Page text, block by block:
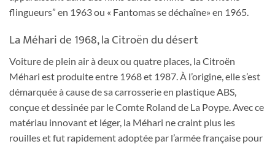
flingueurs” en 1963 ou « Fantomas se déchaîne» en 1965.
La Méhari de 1968, la Citroën du désert
Voiture de plein air à deux ou quatre places, la Citroën
Méhari est produite entre 1968 et 1987. À l’origine, elle s’est
démarquée à cause de sa carrosserie en plastique ABS,
conçue et dessinée par le Comte Roland de La Poype. Avec ce
matériau innovant et léger, la Méhari ne craint plus les
rouilles et fut rapidement adoptée par l’armée française pour